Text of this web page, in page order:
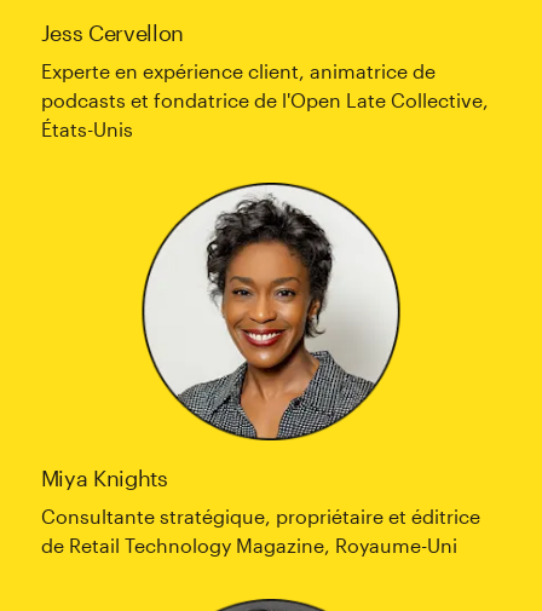
Jess Cervellon
Experte en expérience client, animatrice de
podcasts et fondatrice de l'Open Late Collective,
États-Unis
Miya Knights
Consultante stratégique, propriétaire et éditrice
de Retail Technology Magazine, Royaume-Uni